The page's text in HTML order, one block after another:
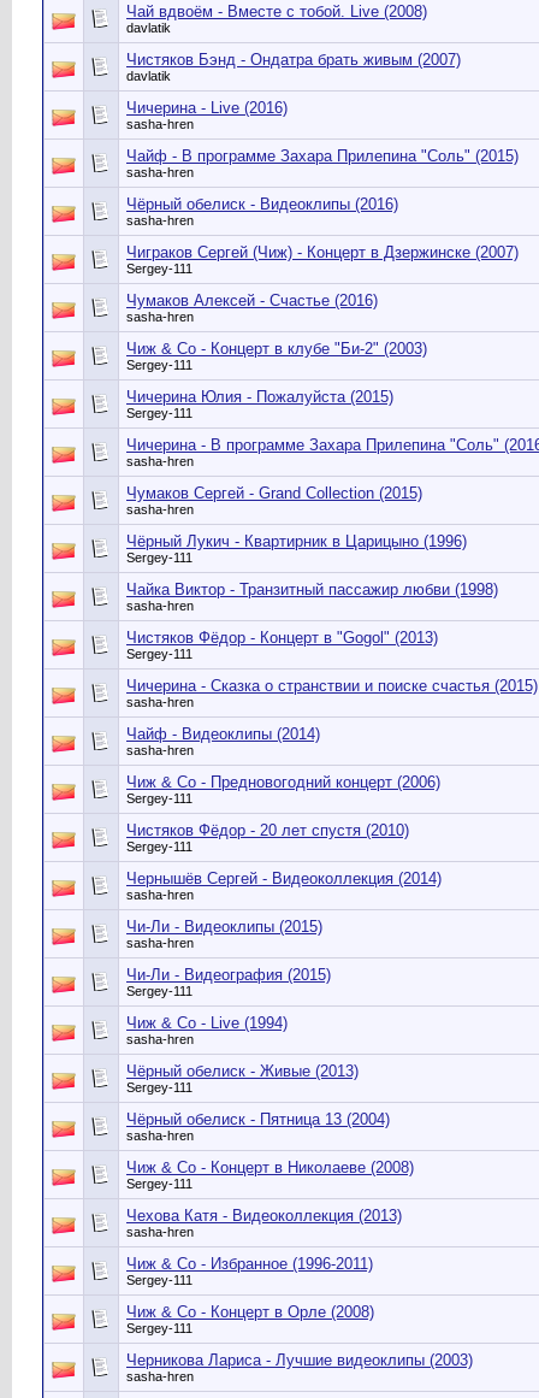
Чай вдвоём - Вместе с тобой. Live (2008)
davlatik
Чистяков Бэнд - Ондатра брать живым (2007)
davlatik
Чичерина - Live (2016)
sasha-hren
Чайф - В программе Захара Прилепина "Соль" (2015)
sasha-hren
Чёрный обелиск - Видеоклипы (2016)
sasha-hren
Чиграков Сергей (Чиж) - Концерт в Дзержинске (2007)
Sergey-111
Чумаков Алексей - Счастье (2016)
sasha-hren
Чиж & Со - Концерт в клубе "Би-2" (2003)
Sergey-111
Чичерина Юлия - Пожалуйста (2015)
Sergey-111
Чичерина - В программе Захара Прилепина "Соль"
sasha-hren
Чумаков Сергей - Grand Collection (2015)
sasha-hren
Чёрный Лукич - Квартирник в Царицыно (1996)
Sergey-111
Чайка Виктор - Транзитный пассажир любви (1998)
sasha-hren
Чистяков Фёдор - Концерт в "Gogol" (2013)
Sergey-111
Чичерина - Сказка о странствии и поиске счастья (2015)
sasha-hren
Чайф - Видеоклипы (2014)
sasha-hren
Чиж & Co - Предновогодний концерт (2006)
Sergey-111
Чистяков Фёдор - 20 лет спустя (2010)
Sergey-111
Чернышёв Сергей - Видеоколлекция (2014)
sasha-hren
Чи-Ли - Видеоклипы (2015)
sasha-hren
Чи-Ли - Видеография (2015)
Sergey-111
Чиж & Co - Live (1994)
sasha-hren
Чёрный обелиск - Живые (2013)
Sergey-111
Чёрный обелиск - Пятница 13 (2004)
sasha-hren
Чиж & Co - Концерт в Николаеве (2008)
Sergey-111
Чехова Катя - Видеоколлекция (2013)
sasha-hren
Чиж & Co - Избранное (1996-2011)
Sergey-111
Чиж & Co - Концерт в Орле (2008)
Sergey-111
Черникова Лариса - Лучшие видеоклипы (2003)
sasha-hren